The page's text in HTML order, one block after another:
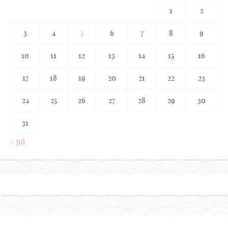
1 2
3 4 5 6 7 8 9
10 11 12 13 14 15 16
17 18 19 20 21 22 23
24 25 26 27 28 29 30
31
« jul